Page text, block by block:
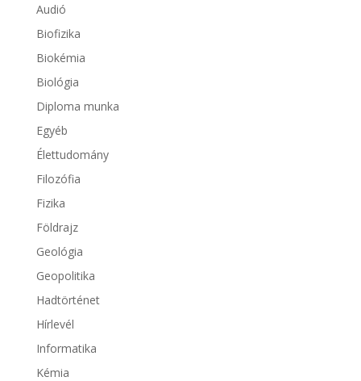
Audió
Biofizika
Biokémia
Biológia
Diploma munka
Egyéb
Élettudomány
Filozófia
Fizika
Földrajz
Geológia
Geopolitika
Hadtörténet
Hírlevél
Informatika
Kémia